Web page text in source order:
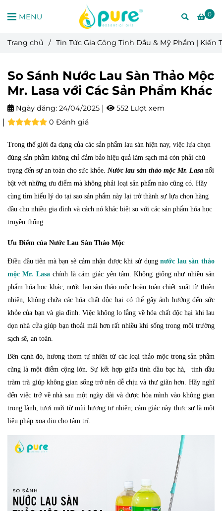
0
MENU
Trang chủ / Tin Tức Gia Công Tinh Dầu & Mỹ Phẩm | Kiến
So Sánh Nước Lau Sàn Thảo Mộc
Mr. Lasa với Các Sản Phẩm Khác
Ngày đăng: 24/04/2025
552 Lượt xem
0 Đánh giá
Trong thế giới đa dạng của các sản phẩm lau sàn hiện nay, việc lựa chọn
đúng sản phẩm không chỉ đảm bảo hiệu quả làm sạch mà còn phải chú
trọng đến sự an toàn cho sức khỏe. Nước lau sàn thảo mộc Mr. Lasa nổi
bật với những ưu điểm mà không phải loại sản phẩm nào cũng có. Hãy
cùng tìm hiểu lý do tại sao sản phẩm này lại trở thành sự lựa chọn hàng
đầu cho nhiều gia đình và cách nó khác biệt so với các sản phẩm hóa học
truyền thống.
Ưu Điểm của Nước Lau Sàn Thảo Mộc
Điều đầu tiên mà bạn sẽ cảm nhận được khi sử dụngnước lau sàn thảo
mộc Mr. Lasachính là cảm giác yên tâm. Không giống như nhiều sản
phẩm hóa học khác, nước lau sàn thảo mộc hoàn toàn chiết xuất từ thiên
nhiên, không chứa các hóa chất độc hại có thể gây ảnh hưởng đến sức
khỏe của bạn và gia đình. Việc không lo lắng về hóa chất độc hại khi lau
dọn nhà cửa giúp bạn thoải mái hơn rất nhiều khi sống trong môi trường
sạch sẽ, an toàn.
Bên cạnh đó, hương thơm tự nhiên từ các loại thảo mộc trong sản phẩm
cũng là một điểm cộng lớn. Sự kết hợp giữa tinh dầu bạc hà, tinh dầu
tràm trà giúp không gian sống trở nên dễ chịu và thư giãn hơn. Hãy nghĩ
đến việc trở về nhà sau một ngày dài và được hòa mình vào không gian
trong lành, tươi mới từ mùi hương tự nhiên; cảm giác này thực sự là một
liệu pháp xoa dịu cho tâm trí.